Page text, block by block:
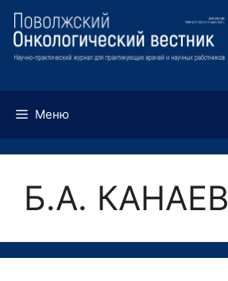
Перейти
содержимому
Меню
Б.А. КАНАЕВ